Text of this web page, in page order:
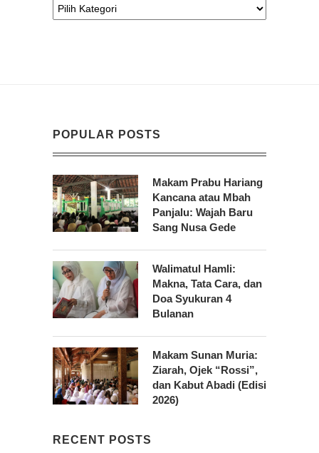
POPULAR POSTS
Makam Prabu Hariang
Kancana atau Mbah
Panjalu: Wajah Baru
Sang Nusa Gede
Walimatul Hamli:
Makna, Tata Cara, dan
Doa Syukuran 4
Bulanan
Makam Sunan Muria:
Ziarah, Ojek “Rossi”,
dan Kabut Abadi (Edisi
2026)
RECENT POSTS